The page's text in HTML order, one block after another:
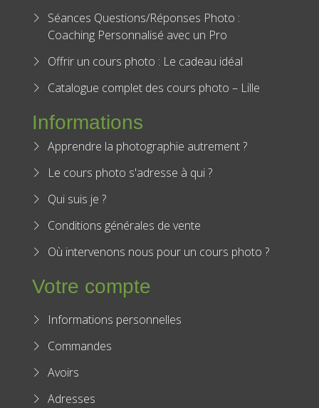
Séances Questions/Réponses Photo :
Coaching Personnalisé avec un Pro
Offrir un cours photo : Le cadeau idéal
Catalogue complet des cours photo – Lille
Informations
Apprendre la photographie autrement ?
Le cours photo s'adresse à qui ?
Qui suis je ?
Conditions générales de vente
Où intervenons nous pour un cours photo ?
Votre compte
Informations personnelles
Commandes
Avoirs
Adresses